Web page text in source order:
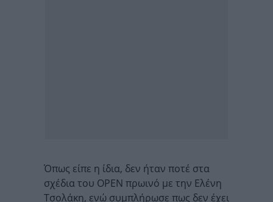
Όπως είπε η ίδια, δεν ήταν ποτέ στα
σχέδια του OPEN πρωινό με την Ελένη
Τσολάκη, ενώ συμπλήρωσε πως δεν έχει